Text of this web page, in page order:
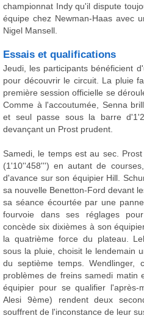
championnat Indy qu'il dispute
équipe chez Newman-Haas avec
Nigel Mansell.
Essais et qualifications
Jeudi, les participants bénéficient
pour découvrir le circuit. La pluie
première session officielle se
Comme à l'accoutumée, Senna
et seul passe sous la barre
devançant un Prost prudent.
Samedi, le temps est au sec.
(1'10''458''') en autant de
d'avance sur son équipier Hill.
sa nouvelle Benetton-Ford devant
sa séance écourtée par une
fourvoie dans ses réglages
concède six dixièmes à son
la quatrième force du plateau.
sous la pluie, choisit le lendemain
du septième temps. Wendlinger,
problèmes de freins samedi matin
équipier pour se qualifier l'après-
Alesi 9ème) rendent deux
souffrent de l'inconstance de leur